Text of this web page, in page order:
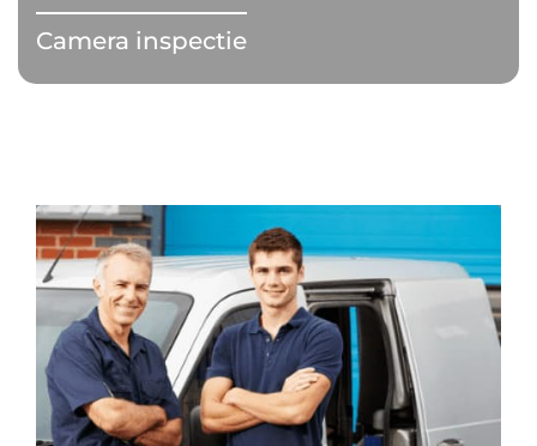
Camera inspectie